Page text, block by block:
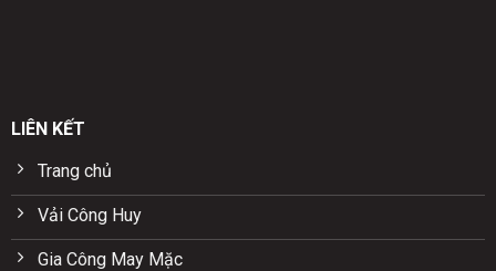
LIÊN KẾT
Trang chủ
Vải Công Huy
Gia Công May Mặc